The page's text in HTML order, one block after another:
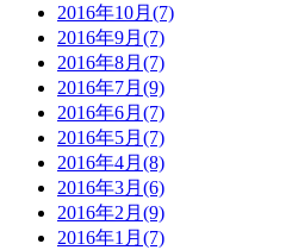
2016年10月(7)
2016年9月(7)
2016年8月(7)
2016年7月(9)
2016年6月(7)
2016年5月(7)
2016年4月(8)
2016年3月(6)
2016年2月(9)
2016年1月(7)